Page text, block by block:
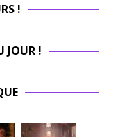
!
JOUR !